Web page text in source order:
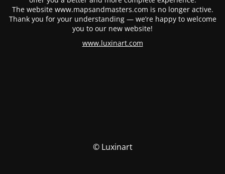
The website www.mapsandmasters.com is no longer active.
Thank you for your understanding — we’re happy to welcome
you to our new website!
www.luxinart.com
© Luxinart